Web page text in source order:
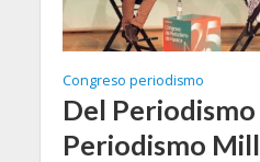
Congreso periodismo
Del
Periodismo